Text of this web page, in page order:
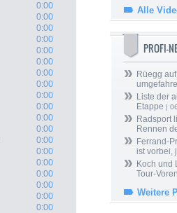
0:00
0:00
0:00
0:00
0:00
0:00
0:00
0:00
0:00
0:00
0:00
0:00
0:00
0:00
0:00
0:00
0:00
0:00
0:00
Alle
PROFI-
Rüegg
Liste der
Etappe |
Radsport
Rennen
Ferrand-
ist vorbei,
Koch und
Tour-
Weitere